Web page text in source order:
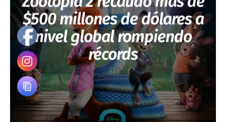
$500 millones de dólares a
nivel global rompiendo
récords